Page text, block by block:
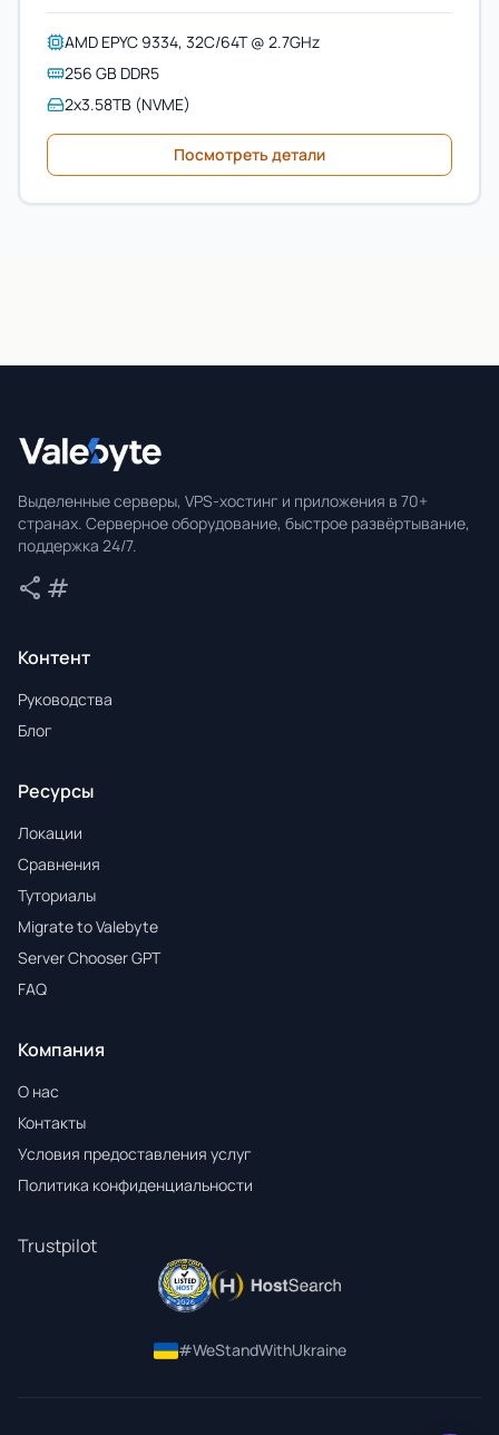
AMD EPYC 9334, 32C/64T @ 2.7GHz
256 GB DDR5
2x3.58TB (NVME)
Посмотреть детали
Выделенные серверы, VPS-хостинг и приложения в 70+
странах. Серверное оборудование, быстрое развёртывание,
поддержка 24/7.
share Поделиться
tag
Контент
Руководства
Блог
Ресурсы
Локации
Сравнения
Туториалы
Migrate to Valebyte
Server Chooser GPT
FAQ
Компания
О нас
Контакты
Условия предоставления услуг
Политика конфиденциальности
Trustpilot
#WeStandWithUkraine